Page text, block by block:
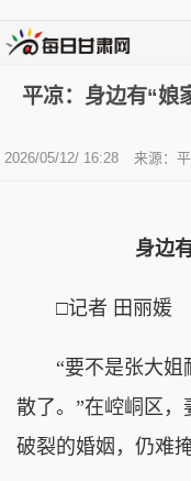
平凉：身边有“娘
2026/05/12/ 16:28 来源：
身边
□记者 田丽媛
“要不是张大姐
散了。”在崆峒区
破裂的婚姻，仍难掩